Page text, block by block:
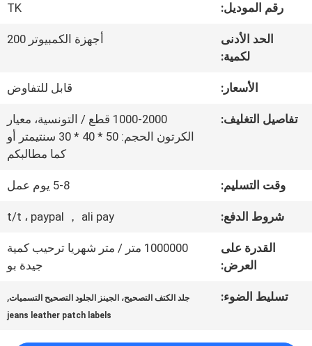
المعمل
الجودة
أخبار
جميع
رقم الموديل: TK
الحد الأدنى
لكمية:
أجهزة الكمبيوتر 200
الأسعار: قابل للتفاوض
تفاصيل التغليف:
1000-2000 قطع / التونسية، معيار
الكرتون الحجم: 50 * 40 * 30 سنتيمتر أو
كما مطالبكم
وقت التسليم: 5-8 يوم عمل
شروط الدفع: t/t ، paypal ， ali pay
القدرة على
العرض:
1000000 متر / متر شهريا ترحيب كمية
جيدة بو
تسليط الضوء: جلد الكتف التصحيح، الجينز الجلود التصحيح التسميات,
jeans leather patch labels